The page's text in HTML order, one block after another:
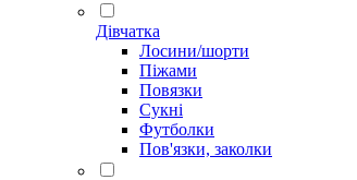
Дівчатка
Лосини/шорти
Піжами
Повязки
Сукні
Футболки
Пов'язки, заколки